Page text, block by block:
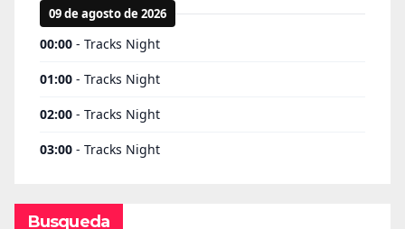
Busqueda